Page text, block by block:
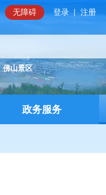
无障碍 登录 注册
佛山景区
政务服务